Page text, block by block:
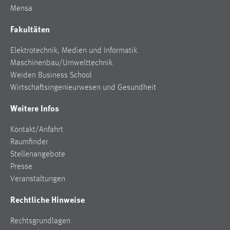
Mensa
Fakultäten
Elektrotechnik, Medien und Informatik
Maschinenbau/Umwelttechnik
Weiden Business School
Wirtschaftsingenieurwesen und Gesundheit
Weitere Infos
Kontakt/Anfahrt
Raumfinder
Stellenangebote
Presse
Veranstaltungen
Rechtliche Hinweise
Rechtsgrundlagen
Max. 13 Monate
MARKETING
Marketing Cookies werden von Drittanbietern
Sie tun dies, indem sie Besucher über Websites
Google Ads
_gcl_au
Anbieter: